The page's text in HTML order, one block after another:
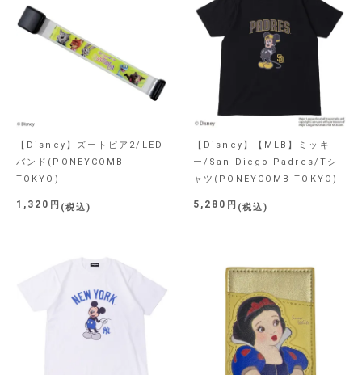
【Disney】ズートピア2/LED
バンド(PONEYCOMB
TOKYO)
1,320 税込
【Disney】【MLB】ミッキ
ー/San Diego Padres/Tシ
ャツ(PONEYCOMB TOKYO)
5,280 税込